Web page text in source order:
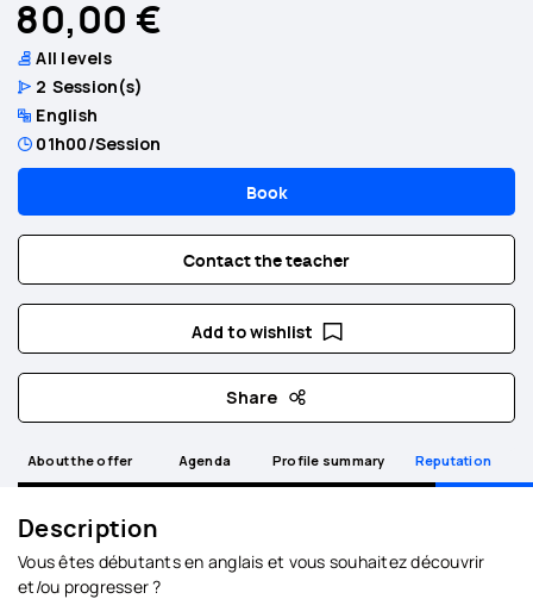
80,00 €
All levels
2 Session(s)
English
01h00/Session
Book
Contact the teacher
Add to wishlist
Share
About the offer Agenda Profile summary Reputation
Description
Vous êtes débutants en anglais et vous souhaitez découvrir
et/ou progresser ?